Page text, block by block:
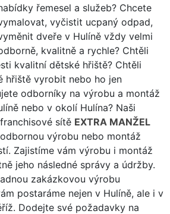
řemesel a služeb? Chcete
vyčistit ucpaný odpad,
dveře v Hulíně vždy velmi
kvalitně a rychle? Chtěli
kvalitní dětské hřiště? Chtěli
hřiště vyrobit nebo ho jen
odborníky na výrobu a montáž
nebo v okolí Hulína? Naši
sítě EXTRA MANŽEL
výrobu nebo montáž
Zajistíme vám výrobu i montáž
jeho následné správy a údržby.
zakázkovou výrobu
postaráme nejen v Hulíně, ale i v
Dodejte své požadavky na